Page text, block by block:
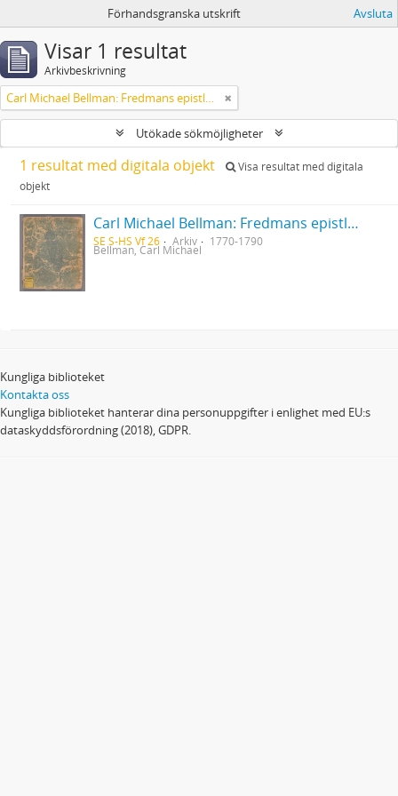
Förhandsgranska utskrift Avsluta
Visar 1 resultat
Arkivbeskrivning
Carl Michael Bellman: Fredmans epistlar [Nechers ex.]. Ep. 1-50
Utökade sökmöjligheter
1 resultat med digitala objekt
Visa resultat med digitala
objekt
Carl Michael Bellman: Fredmans epistlar [Nechers ex.]. Ep. 1-50
SE S-HS Vf 26 Arkiv 1770-1790
Bellman, Carl Michael
Kungliga biblioteket
Kontakta oss
Kungliga biblioteket hanterar dina personuppgifter i enlighet med EU:s
dataskyddsförordning (2018), GDPR.